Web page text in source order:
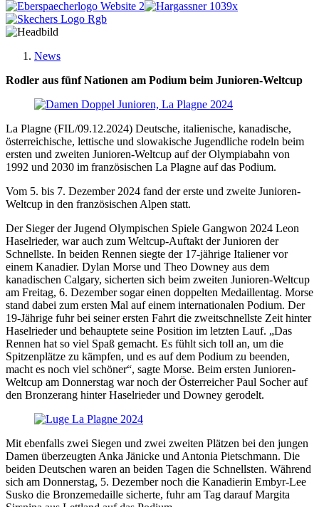
News
Rodler aus fünf Nationen am Podium beim Junioren-Weltcup
La Plagne (FIL/09.12.2024) Deutsche, italienische, kanadische,
österreichische, lettische und slowakische Jugendliche rodeln beim
ersten und zweiten Junioren-Weltcup auf der Olympiabahn von
1992 und 2030 im französischen La Plagne auf das Podium.
Vom 5. bis 7. Dezember 2024 fand der erste und zweite Junioren-
Weltcup in den französischen Alpen statt.
Der Sieger der Jugend Olympischen Spiele Gangwon 2024 Leon
Haselrieder, war auch zum Weltcup-Auftakt der Junioren der
Schnellste. In beiden Rennen siegte der 17-jährige Italiener vor
einem Kanadier. Dylan Morse und Theo Downey aus dem
kanadischen Calgary, sicherten sich beim zweiten Junioren-Weltcup
am Freitag, 6. Dezember sogar einen doppelten Medaillentag. Morse
stand dabei zum ersten Mal auf einem internationalen Podium. Der
19-Jährige fuhr bei seiner ersten Fahrt die zweitschnellste Zeit hinter
Haselrieder und behauptete seine Position im letzten Lauf. „Das
Rennen hat so viel Spaß gemacht. Es fühlt sich toll an, um die
Spitzenplätze zu kämpfen, und es auf dem Podium zu beenden,
macht es noch viel schöner“, sagte Morse. Beim ersten Junioren-
Weltcup am Donnerstag war noch der Österreicher Paul Socher auf
den Bronzerang hinter Haselrieder und Downey gerodelt.
Mit ebenfalls zwei Siegen und zwei zweiten Plätzen bei den jungen
Damen überzeugten Anka Jänicke und Antonia Pietschmann. Die
beiden Deutschen waren an beiden Tagen die Schnellsten. Während
sich am Donnerstag, 5. Dezember noch die Kanadierin Embyr-Lee
Susko die Bronzemedaille sicherte, fuhr am Tag darauf Margita